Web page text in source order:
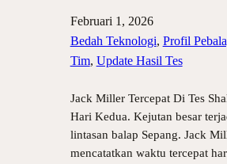
Februari 1, 2026
Bedah Teknologi, Profil
Tim, Update Hasil Tes
Jack Miller Tercepat Di Tes
Hari Kedua. Kejutan besar
lintasan balap Sepang. Jack
mencatatkan waktu tercepat